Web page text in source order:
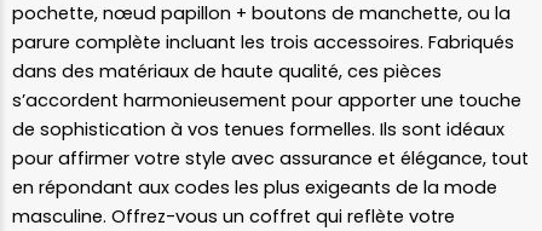
pochette, nœud papillon + boutons de manchette, ou la
parure complète incluant les trois accessoires. Fabriqués
dans des matériaux de haute qualité, ces pièces
s’accordent harmonieusement pour apporter une touche
de sophistication à vos tenues formelles. Ils sont idéaux
pour affirmer votre style avec assurance et élégance, tout
en répondant aux codes les plus exigeants de la mode
masculine. Offrez-vous un coffret qui reflète votre